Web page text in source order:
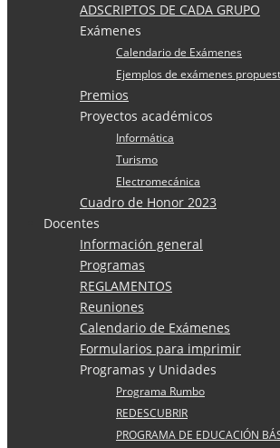
ADSCRIPTOS DE CADA GRUPO
Exámenes
Calendario de Exámenes
Ejemplos de exámenes
Premios
Proyectos académicos
Informática
Turismo
Electromecánica
Cuadro de Honor 2023
Docentes
Información general
Programas
REGLAMENTOS
Reuniones
Calendario de Exámenes
Formularios para imprimir
Programas y Unidades
Programa Rumbo
REDESCUBRIR
PROGRAMA DE EDUCACIÓN